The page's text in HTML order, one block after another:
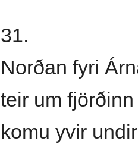
31.
Norðan fyri
teir um
komu yvir